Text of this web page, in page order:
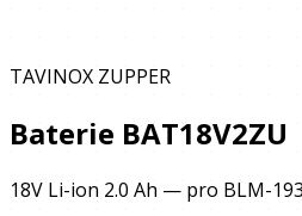
TAVINOX ZUPPER
Baterie BAT18V2ZU
18V Li-ion 2.0 Ah — pro BLM-